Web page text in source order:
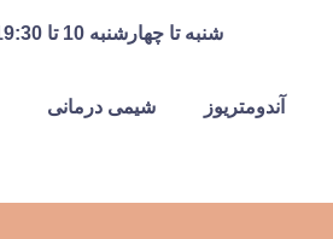
شنبه تا چهارشنبه 10 تا 19:30 پنج شنبه 9:30 تا 13:30
آندومتریوز شیمی درمانی